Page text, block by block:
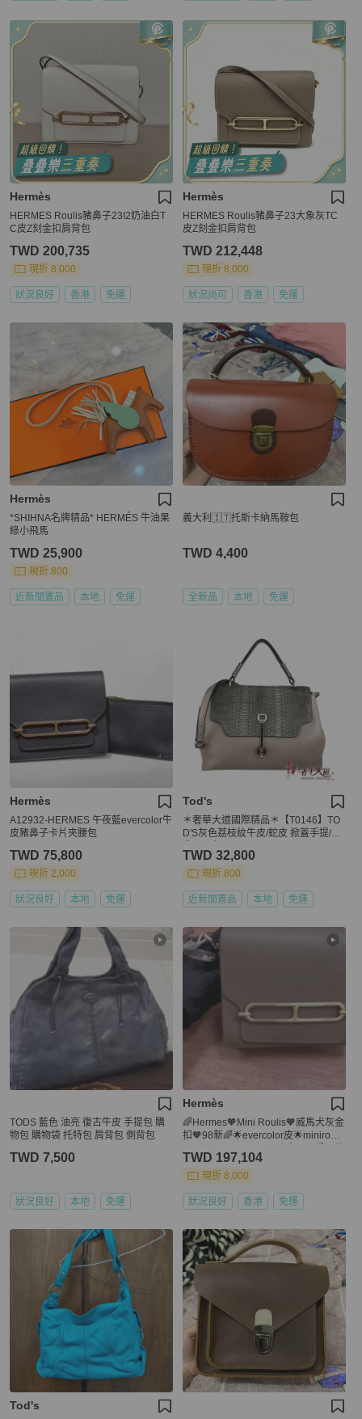
Hermès
HERMES Roulis豬鼻子23I2奶油白T
C皮Z刻金扣肩背包
TWD 200,735
現折 8,000
狀況良好 香港 免運
Hermès
HERMES Roulis豬鼻子23大象灰TC
皮Z刻金扣肩背包
TWD 212,448
現折 8,000
狀況尚可 香港 免運
Hermès
*SHIHNA名牌精品* HERMÉS 牛油果
綠小飛馬
TWD 25,900
現折 800
近新閒置品 本地 免運
義大利🇮🇹托斯卡納馬鞍包
TWD 4,400
全新品 本地 免運
Hermès
A12932-HERMES 午夜藍evercolor牛
皮豬鼻子卡片夾腰包
TWD 75,800
現折 2,000
狀況良好 本地 免運
Tod's
＊奢華大道國際精品＊【T0146】TO
D'S灰色荔枝紋牛皮/蛇皮 掀蓋手提/斜
TWD 32,800
現折 800
近新閒置品 本地 免運
TODS 藍色 油亮 復古牛皮 手提包 購
物包 購物袋 托特包 肩背包 側背包
TWD 7,500
狀況良好 本地 免運
Hermès
🌈Hermes🧡Mini Roulis🧡威馬犬灰金
扣🧡98新🌈🌟evercolor皮🌟minirouli
🌟
TWD 197,104
現折 8,000
狀況良好 香港 免運
Tod's